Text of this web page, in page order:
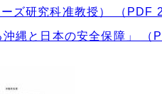
ズ研究科准教授） （PDF
縄と日本の安全保障」 （